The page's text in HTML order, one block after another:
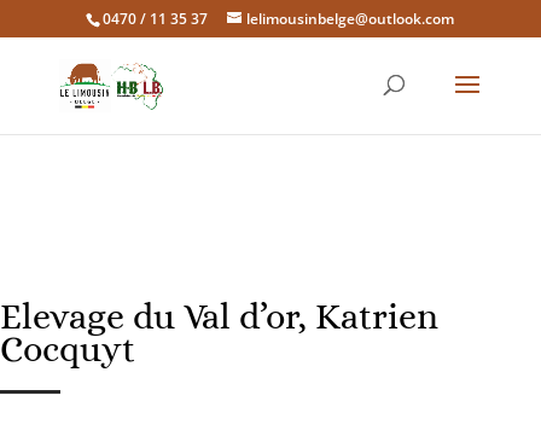
0470 / 11 35 37 lelimousinbelge@outlook.com
Elevage du Val d’or, Katrien
Cocquyt